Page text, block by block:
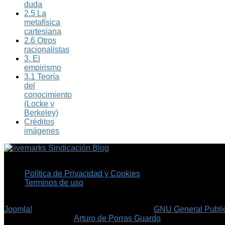
duda
2.5 La
metafísica
cartesiana
2.6 Otros
racionalistas
3. El
empirismo
3.1 Teoría
del
conocimiento
(Locke y
Berkeley)
Créditos
imágenes
Sindicación Blog
Política de Privacidad y Cookies
Terminos de uso
Joomla!
GNU General
©Arturo de Porras Guardo